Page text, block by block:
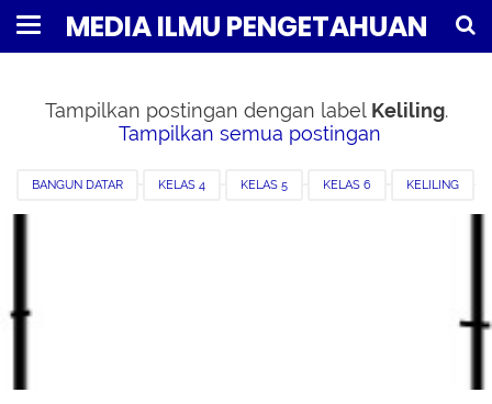
MEDIA ILMU PENGETAHUAN
Tampilkan postingan dengan label Keliling.
Tampilkan semua postingan
BANGUN DATAR KELAS 4 KELAS 5 KELAS 6 KELILING